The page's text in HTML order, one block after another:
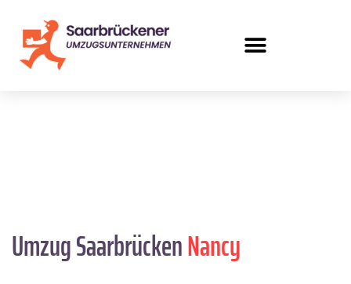
Umzug SaarbrückenNancy